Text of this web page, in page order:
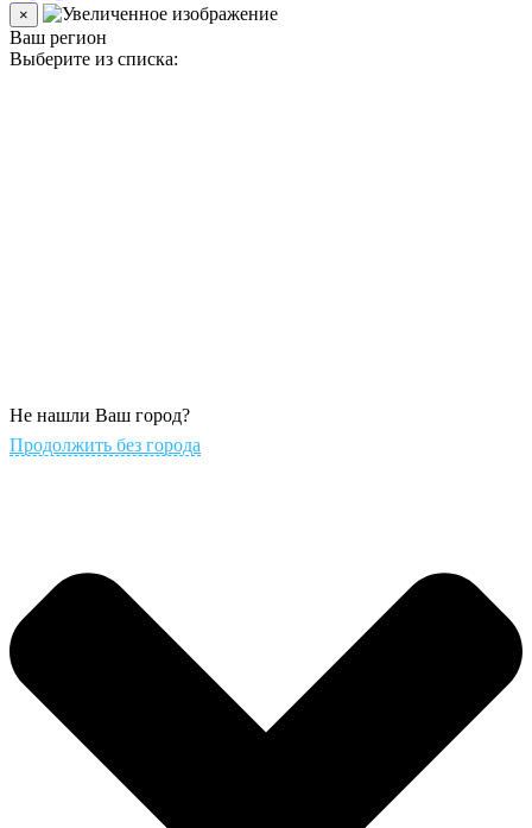
×
Ваш регион
Выберите из списка:
Не нашли Ваш город?
Продолжить без города